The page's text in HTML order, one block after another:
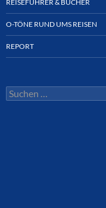
REISEFÜHRER & BÜCHER
O-TÖNE RUND UMS REISEN
REPORT
Suchen
nach: